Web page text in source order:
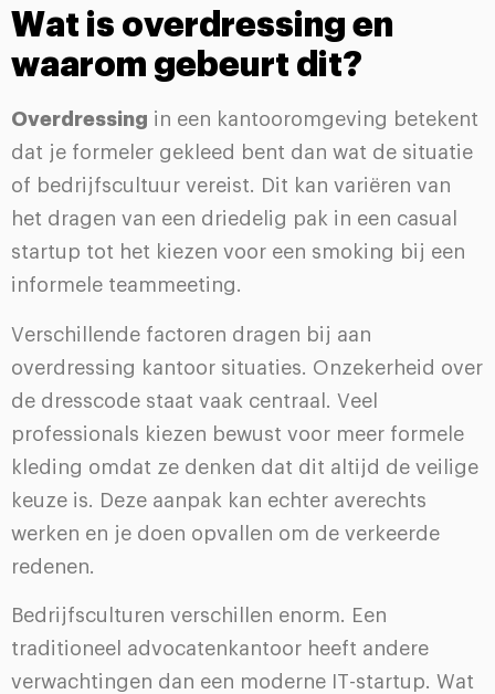
Wat is overdressing en
waarom gebeurt dit?
Overdressing in een kantooromgeving betekent
dat je formeler gekleed bent dan wat de situatie
of bedrijfscultuur vereist. Dit kan variëren van
het dragen van een driedelig pak in een casual
startup tot het kiezen voor een smoking bij een
informele teammeeting.
Verschillende factoren dragen bij aan
overdressing kantoor situaties. Onzekerheid over
de dresscode staat vaak centraal. Veel
professionals kiezen bewust voor meer formele
kleding omdat ze denken dat dit altijd de veilige
keuze is. Deze aanpak kan echter averechts
werken en je doen opvallen om de verkeerde
redenen.
Bedrijfsculturen verschillen enorm. Een
traditioneel advocatenkantoor heeft andere
verwachtingen dan een moderne IT-startup. Wat